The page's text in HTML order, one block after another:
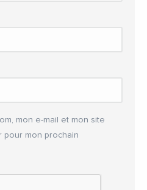
mon e-mail et mon site
pour mon prochain